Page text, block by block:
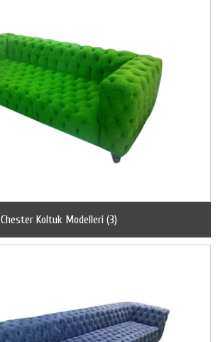
Chester Koltuk Modelleri (3)